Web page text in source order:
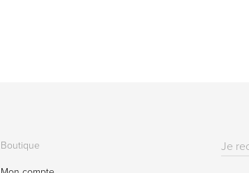
Boutique